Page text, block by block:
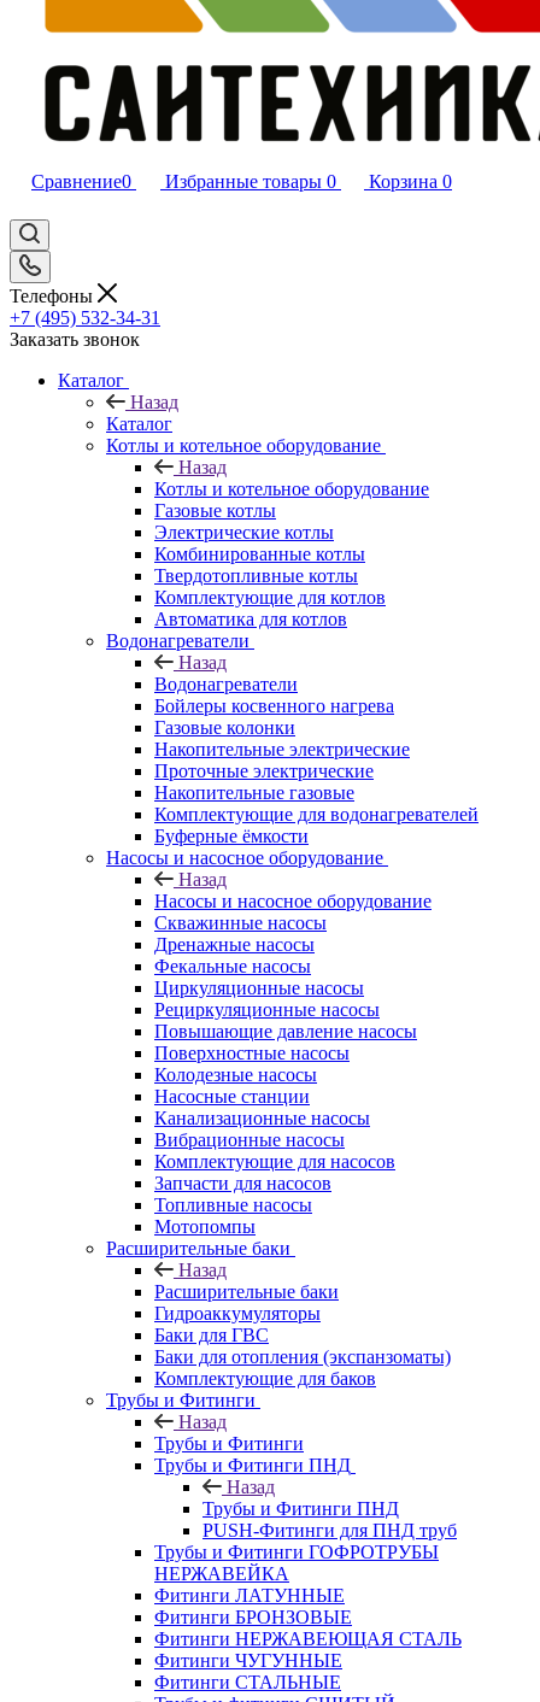
Сравнение0 Избранные товары 0 Корзина 0
Телефоны
+7 (495) 532‑34‑31
Заказать звонок
Каталог
Назад
Каталог
Котлы и котельное оборудование
Назад
Котлы и котельное оборудование
Газовые котлы
Электрические котлы
Комбинированные котлы
Твердотопливные котлы
Комплектующие для котлов
Автоматика для котлов
Водонагреватели
Назад
Водонагреватели
Бойлеры косвенного нагрева
Газовые колонки
Накопительные электрические
Проточные электрические
Накопительные газовые
Комплектующие для водонагревателей
Буферные ёмкости
Насосы и насосное оборудование
Назад
Насосы и насосное оборудование
Скважинные насосы
Дренажные насосы
Фекальные насосы
Циркуляционные насосы
Рециркуляционные насосы
Повышающие давление насосы
Поверхностные насосы
Колодезные насосы
Насосные станции
Канализационные насосы
Вибрационные насосы
Комплектующие для насосов
Запчасти для насосов
Топливные насосы
Мотопомпы
Расширительные баки
Назад
Расширительные баки
Гидроаккумуляторы
Баки для ГВС
Баки для отопления (экспанзоматы)
Комплектующие для баков
Трубы и Фитинги
Назад
Трубы и Фитинги
Трубы и Фитинги ПНД
Назад
Трубы и Фитинги ПНД
PUSH-Фитинги для ПНД труб
Трубы и Фитинги ГОФРОТРУБЫ
НЕРЖАВЕЙКА
Фитинги ЛАТУННЫЕ
Фитинги БРОНЗОВЫЕ
Фитинги НЕРЖАВЕЮЩАЯ СТАЛЬ
Фитинги ЧУГУННЫЕ
Фитинги СТАЛЬНЫЕ